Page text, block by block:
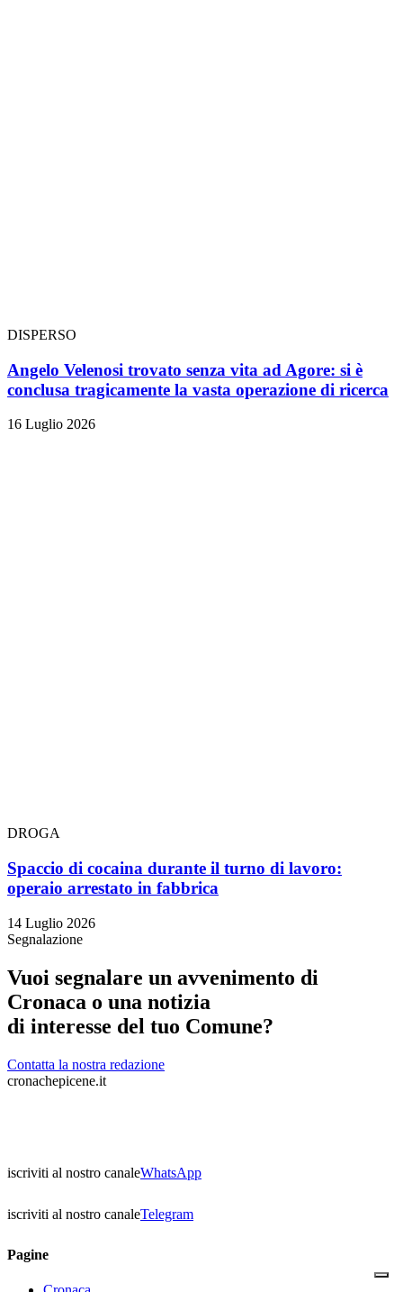
DISPERSO
Angelo Velenosi trovato senza vita ad Agore: si è
conclusa tragicamente la vasta operazione di ricerca
16 Luglio 2026
DROGA
Spaccio di cocaina durante il turno di lavoro:
operaio arrestato in fabbrica
14 Luglio 2026
Segnalazione
Vuoi segnalare un avvenimento di
Cronaca o una notizia
di interesse del tuo Comune?
Contatta la nostra redazione
cronachepicene.it
iscriviti al nostro canaleWhatsApp
iscriviti al nostro canaleTelegram
Pagine